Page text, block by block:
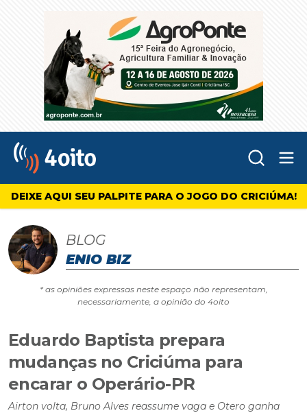
4oito
DEIXE AQUI SEU PALPITE PARA O JOGO DO CRICIÚMA!
BLOG
ENIO BIZ
* as opiniões expressas neste espaço não representam,
necessariamente, a opinião do 4oito
Eduardo Baptista prepara
mudanças no Criciúma para
encarar o Operário-PR
Airton volta, Bruno Alves reassume vaga e Otero ganha